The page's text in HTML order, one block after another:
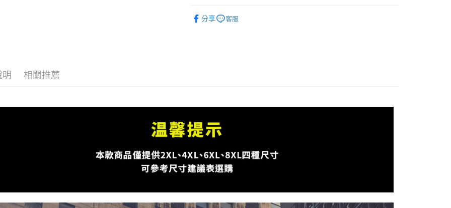
２．訂單成立數日內，您將收到繳費通知簡訊。
３．收到繳費通知簡訊後14天內，點擊此簡訊中的連結，可透過四大超商
交易，需依本服務之必要範圍內提供個人資料，並將交易相關給付款項請
求債權轉讓予恩沛科技股份有限公司。
２．關於個人資料處理事宜，請瀏覽以下網址：
３．未成年的使用者請事先徵得法定代理人或監護人之同意方可使用
「AFTEE先享後付」，若未經同意申辦者引起之損失，本公司不負相關責
即時審查核予不同之上限額度；若仍有額度不足之情形，本公司將視審查
結果請求用戶進行身份認證。
7-11付款取貨
分享 客服
明 相關推薦